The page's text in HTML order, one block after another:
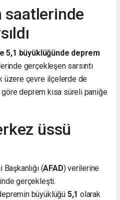
saatlerinde
5,1 büyüklüğünde deprem
gerçekleşen sarsıntı
üzere çevre ilçelerde de
deprem kısa süreli paniğe
üssü
(AFAD) verilerine
gerçekleşti.
büyüklüğü 5,1 olarak